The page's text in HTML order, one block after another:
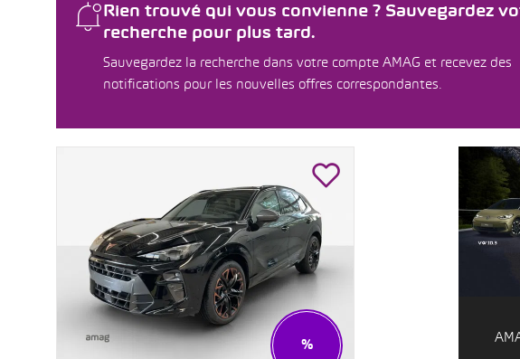
Rien trouvé qui vous convienne ? Sauvegardez
recherche pour plus tard.
Sauvegardez la recherche dans votre compte AMAG et recevez des
notifications pour les nouvelles offres correspondantes.
%